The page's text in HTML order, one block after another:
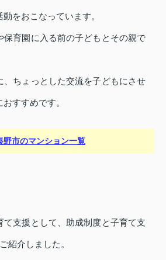
をおこなっています。
保育園に入る前の子どもとその親で
、ちょっとした交流を子どもにさせ
すすめです。
野市のマンション一覧
て支援として、助成制度と子育て支
紹介しました。